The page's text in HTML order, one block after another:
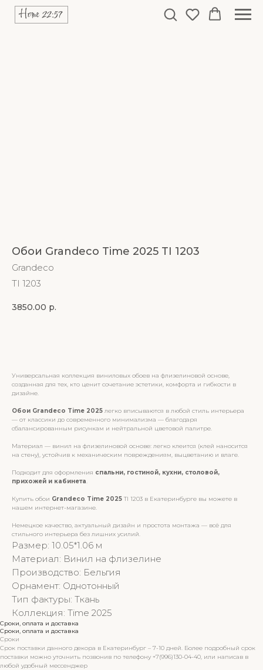
Обои Grandeco Time 2025 TI 1203
Grandeco
TI 1203
3850.00 р.
Универсальная коллекция виниловых обоев на флизелиновой основе,
созданная для тех, кто ценит сочетание эстетики, комфорта и гибкости в
дизайне.
Обои Grandeco Time 2025 легко вписываются в любой стиль интерьера
— от классики до современного минимализма — благодаря
сбалансированным рисункам и нейтральной цветовой палитре.
Материал — винил на флизелиновой основе: легко клеится (клей наносится
на стену), устойчив к механическим повреждениям, выцветанию и влаге.
Подходит для оформления спальни, гостиной, кухни, столовой,
прихожей и кабинета.
Купить обои Grandeco Time 2025 TI 1203 в Екатеринбурге вы можете в
нашем интернет-магазине.
Немецкое качество, актуальный дизайн и простота монтажа — всё для
стильного интерьера без лишних усилий.
Размер: 10.05*1.06 м
Материал: Винил на флизелине
Производство: Бельгия
Орнамент: Однотонный
Тип фактуры: Ткань
Коллекция: Time 2025
Сроки, оплата и доставка
Сроки, оплата и доставка
Сроки
Срок поставки данного декора в Екатеринбург – 7-10 дней. Более подробный срок
поставки можно уточнить позвонив по телефону +7(996)130-04-40, или написав в
любой удобный мессенджер